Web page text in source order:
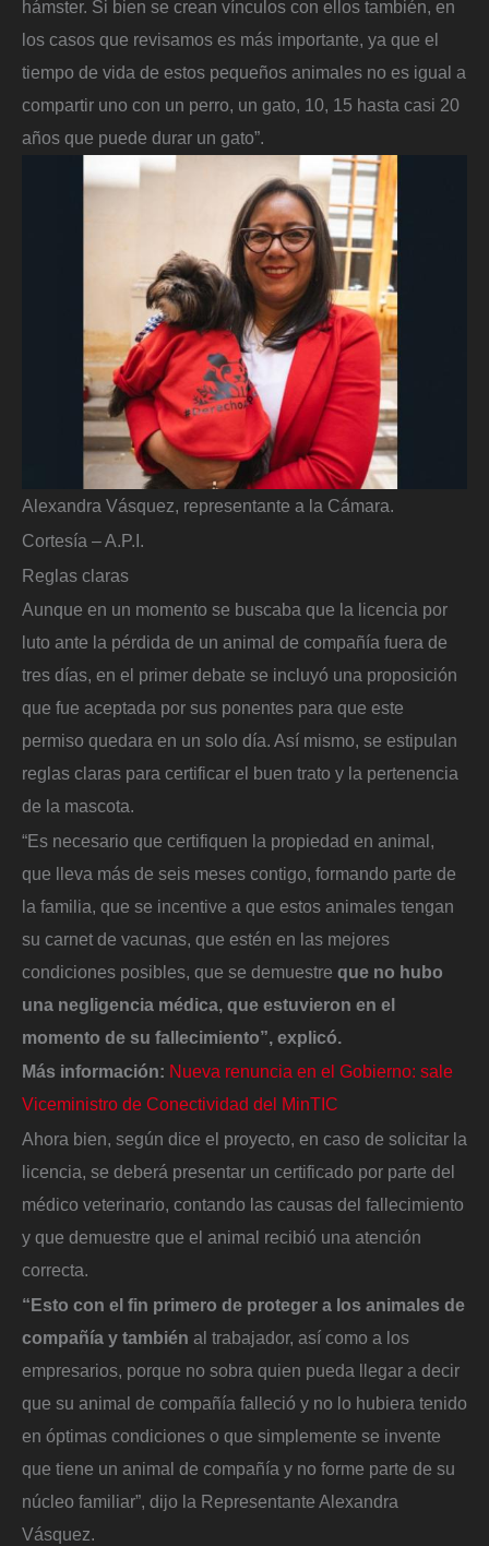
hámster. Si bien se crean vínculos con ellos también, en
los casos que revisamos es más importante, ya que el
tiempo de vida de estos pequeños animales no es igual a
compartir uno con un perro, un gato, 10, 15 hasta casi 20
años que puede durar un gato”.
Alexandra Vásquez, representante a la Cámara.
Cortesía – A.P.I.
Reglas claras
Aunque en un momento se buscaba que la licencia por
luto ante la pérdida de un animal de compañía fuera de
tres días, en el primer debate se incluyó una proposición
que fue aceptada por sus ponentes para que este
permiso quedara en un solo día. Así mismo, se estipulan
reglas claras para certificar el buen trato y la pertenencia
de la mascota.
“Es necesario que certifiquen la propiedad en animal,
que lleva más de seis meses contigo, formando parte de
la familia, que se incentive a que estos animales tengan
su carnet de vacunas, que estén en las mejores
condiciones posibles, que se demuestre que no hubo
una negligencia médica, que estuvieron en el
momento de su fallecimiento”, explicó.
Más información: Nueva renuncia en el Gobierno: sale
Viceministro de Conectividad del MinTIC
Ahora bien, según dice el proyecto, en caso de solicitar la
licencia, se deberá presentar un certificado por parte del
médico veterinario, contando las causas del fallecimiento
y que demuestre que el animal recibió una atención
correcta.
“Esto con el fin primero de proteger a los animales de
compañía y también al trabajador, así como a los
empresarios, porque no sobra quien pueda llegar a decir
que su animal de compañía falleció y no lo hubiera tenido
en óptimas condiciones o que simplemente se invente
que tiene un animal de compañía y no forme parte de su
núcleo familiar”, dijo la Representante Alexandra
Vásquez.